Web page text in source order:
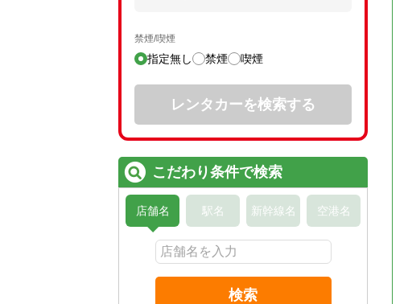
禁煙/喫煙
指定無し 禁煙 喫煙
レンタカーを検索する
こだわり条件で検索
店舗名 駅名 新幹線名 空港名
検索